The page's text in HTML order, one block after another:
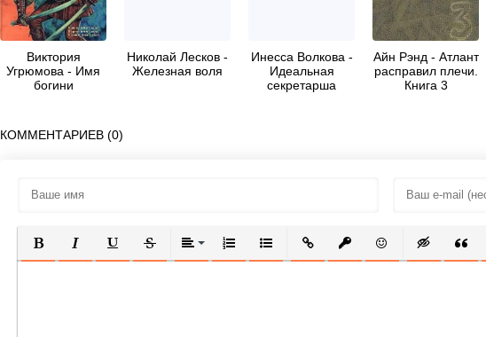
Виктория
Угрюмова - Имя
богини
Николай Лесков -
Железная воля
Инесса Волкова -
Идеальная
секретарша
Айн Рэнд - Атлант
расправил плечи.
Книга 3
КОММЕНТАРИЕВ (0)
ПОЛУЖИРНЫЙ
КУРСИВПОДЧЕРКНУТЫЙ
ЗАЧЕРКНУТЫЙВЫРАВНИВАНИЕ
НУМЕРОВАННЫЙ СПИСОК
МАРКИРОВАННЫЙ СПИСОК
ВСТАВИТЬ ССЫЛКУ
ВСТАВИТЬВСТАВИТЬВСТАВКА